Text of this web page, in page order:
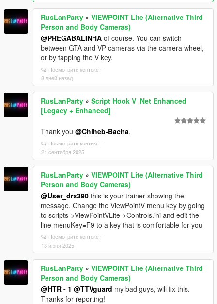
RusLanParty » VIEWPOINT Lite (Alternative Third
Person and Body Cameras)
@PREGABALINHA of course. You can switch
between GTA and VP cameras via the camera wheel,
or by tapping the V key.
Посмотрите контекст
8 дней назад
RusLanParty » Script Hook V .Net Enhanced
[Legacy + Enhanced]
Thank you @Chiheb-Bacha.
Посмотрите контекст
21 сентября 2025
RusLanParty » VIEWPOINT Lite (Alternative Third
Person and Body Cameras)
@User_drx390 this is your trainer showing the
message. Change the ViewPointV menu key by going
to scripts->ViewPointVLite->Controls.ini and edit the
line menuKey=F9 to a key that is comfortable for you
Посмотрите контекст
13 июня 2025
RusLanParty » VIEWPOINT Lite (Alternative Third
Person and Body Cameras)
@HTR - 1 @TTVguard my bad guys, will fix this.
Thanks for reporting!